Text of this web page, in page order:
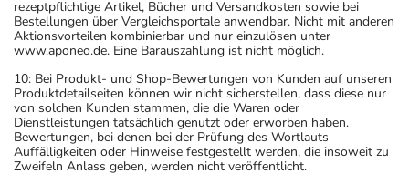
rezeptpflichtige Artikel, Bücher und Versandkosten sowie bei
Bestellungen über Vergleichsportale anwendbar. Nicht mit anderen
Aktionsvorteilen kombinierbar und nur einzulösen unter
www.aponeo.de. Eine Barauszahlung ist nicht möglich.
10: Bei Produkt- und Shop-Bewertungen von Kunden auf unseren
Produktdetailseiten können wir nicht sicherstellen, dass diese nur
von solchen Kunden stammen, die die Waren oder
Dienstleistungen tatsächlich genutzt oder erworben haben.
Bewertungen, bei denen bei der Prüfung des Wortlauts
Auffälligkeiten oder Hinweise festgestellt werden, die insoweit zu
Zweifeln Anlass geben, werden nicht veröffentlicht.